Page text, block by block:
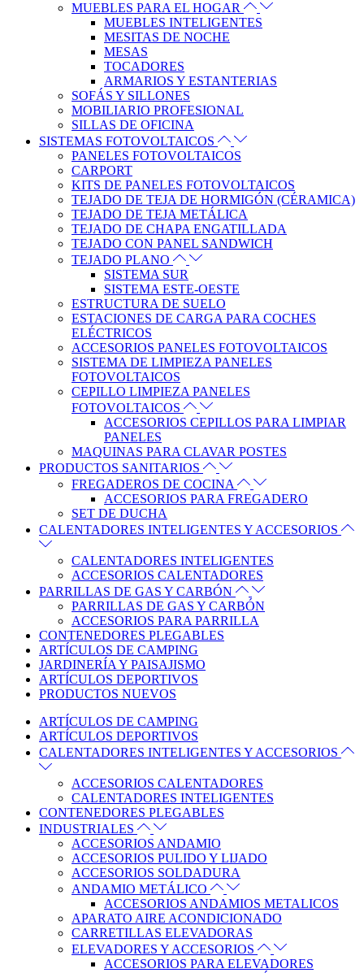
MUEBLES PARA EL HOGAR
MUEBLES INTELIGENTES
MESITAS DE NOCHE
MESAS
TOCADORES
ARMARIOS Y ESTANTERIAS
SOFÁS Y SILLONES
MOBILIARIO PROFESIONAL
SILLAS DE OFICINA
SISTEMAS FOTOVOLTAICOS
PANELES FOTOVOLTAICOS
CARPORT
KITS DE PANELES FOTOVOLTAICOS
TEJADO DE TEJA DE HORMIGÓN (CÉRAMICA)
TEJADO DE TEJA METÁLICA
TEJADO DE CHAPA ENGATILLADA
TEJADO CON PANEL SANDWICH
TEJADO PLANO
SISTEMA SUR
SISTEMA ESTE-OESTE
ESTRUCTURA DE SUELO
ESTACIONES DE CARGA PARA COCHES
ELÉCTRICOS
ACCESORIOS PANELES FOTOVOLTAICOS
SISTEMA DE LIMPIEZA PANELES
FOTOVOLTAICOS
CEPILLO LIMPIEZA PANELES
FOTOVOLTAICOS
ACCESORIOS CEPILLOS PARA LIMPIAR
PANELES
MAQUINAS PARA CLAVAR POSTES
PRODUCTOS SANITARIOS
FREGADEROS DE COCINA
ACCESORIOS PARA FREGADERO
SET DE DUCHA
CALENTADORES INTELIGENTES Y ACCESORIOS
CALENTADORES INTELIGENTES
ACCESORIOS CALENTADORES
PARRILLAS DE GAS Y CARBÓN
PARRILLAS DE GAS Y CARBÓN
ACCESORIOS PARA PARRILLA
CONTENEDORES PLEGABLES
ARTÍCULOS DE CAMPING
JARDINERÍA Y PAISAJISMO
ARTÍCULOS DEPORTIVOS
PRODUCTOS NUEVOS
ARTÍCULOS DE CAMPING
ARTÍCULOS DEPORTIVOS
CALENTADORES INTELIGENTES Y ACCESORIOS
ACCESORIOS CALENTADORES
CALENTADORES INTELIGENTES
CONTENEDORES PLEGABLES
INDUSTRIALES
ACCESORIOS ANDAMIO
ACCESORIOS PULIDO Y LIJADO
ACCESORIOS SOLDADURA
ANDAMIO METÁLICO
ACCESORIOS ANDAMIOS METALICOS
APARATO AIRE ACONDICIONADO
CARRETILLAS ELEVADORAS
ELEVADORES Y ACCESORIOS
ACCESORIOS PARA ELEVADORES